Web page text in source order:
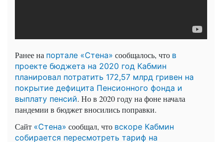
Ранее на портале «Стена» сообщалось, что в
проекте бюджета на 2020 год Кабмин
планировал потратить 172,57 млрд гривен на
покрытие дефицита Пенсионного фонда и
выплату пенсий. Но в 2020 году на фоне начала
пандемии в бюджет вносились поправки.
Сайт «Стена» сообщал, что вскоре Кабмин
собирается пересмотреть тариф на